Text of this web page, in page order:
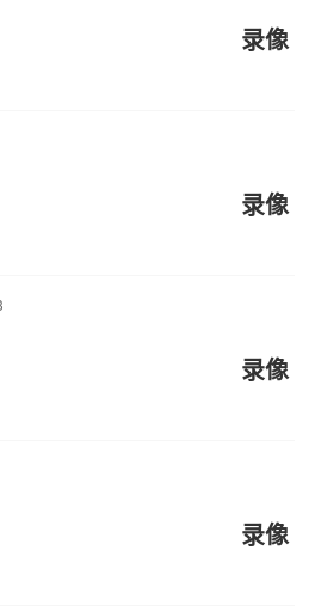
录像
录像
录像
录像